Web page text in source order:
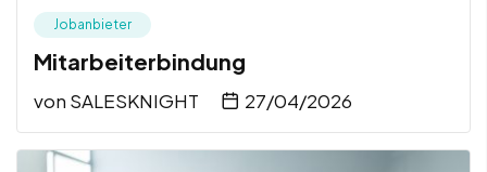
Jobanbieter
Mitarbeiterbindung
von SALESKNIGHT 27/04/2026